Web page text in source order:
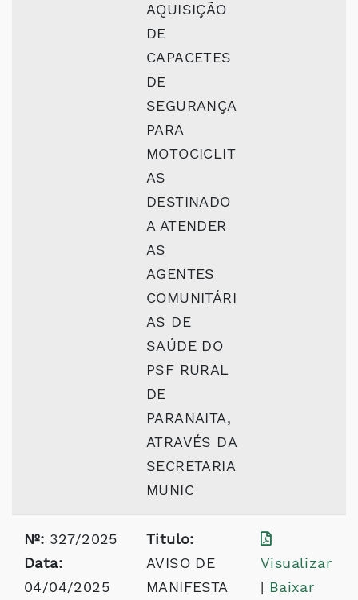
AQUISIÇÃO
DE
CAPACETES
DE
SEGURANÇA
PARA
MOTOCICLIT
AS
DESTINADO
A ATENDER
AS
AGENTES
COMUNITÁRI
AS DE
SAÚDE DO
PSF RURAL
DE
PARANAITA,
ATRAVÉS DA
SECRETARIA
MUNIC
Nº: 327/2025
Data:
04/04/2025
Titulo:
AVISO DE
MANIFESTA
Visualizar
| Baixar